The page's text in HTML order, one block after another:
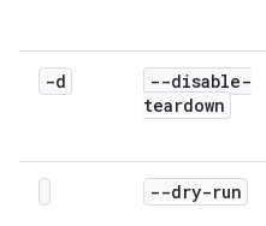
-d
--disable-
teardown
--dry-run